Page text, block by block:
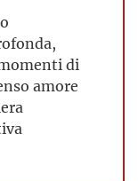
di
amore